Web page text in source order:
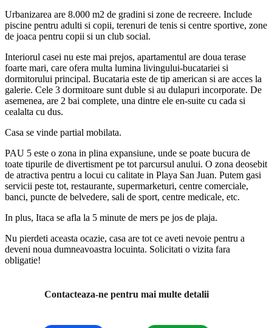
Urbanizarea are 8.000 m2 de gradini si zone de recreere. Include
piscine pentru adulti si copii, terenuri de tenis si centre sportive, zone
de joaca pentru copii si un club social.
Interiorul casei nu este mai prejos, apartamentul are doua terase
foarte mari, care ofera multa lumina livingului-bucatariei si
dormitorului principal. Bucataria este de tip american si are acces la
galerie. Cele 3 dormitoare sunt duble si au dulapuri incorporate. De
asemenea, are 2 bai complete, una dintre ele en-suite cu cada si
cealalta cu dus.
Casa se vinde partial mobilata.
PAU 5 este o zona in plina expansiune, unde se poate bucura de
toate tipurile de divertisment pe tot parcursul anului. O zona deosebit
de atractiva pentru a locui cu calitate in Playa San Juan. Putem gasi
servicii peste tot, restaurante, supermarketuri, centre comerciale,
banci, puncte de belvedere, sali de sport, centre medicale, etc.
In plus, Itaca se afla la 5 minute de mers pe jos de plaja.
Nu pierdeti aceasta ocazie, casa are tot ce aveti nevoie pentru a
deveni noua dumneavoastra locuinta. Solicitati o vizita fara
obligatie!
Contacteaza-ne pentru mai multe detalii